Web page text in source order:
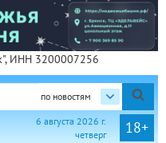
ИНН 3200007256
по новостям
18+
6 августа 2026 г.
четверг